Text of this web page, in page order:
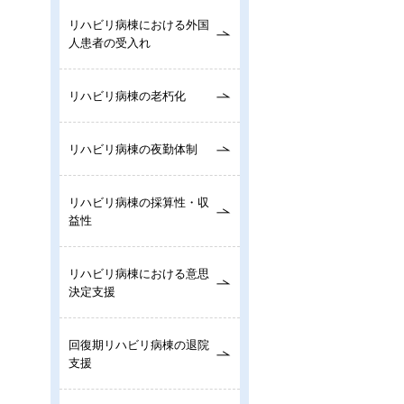
リハビリ病棟における外国
人患者の受入れ
リハビリ病棟の老朽化
リハビリ病棟の夜勤体制
リハビリ病棟の採算性・収
益性
リハビリ病棟における意思
決定支援
回復期リハビリ病棟の退院
支援